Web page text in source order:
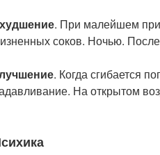
. При малейшем
соков. Ночью.
. Когда сгибается
На открытом